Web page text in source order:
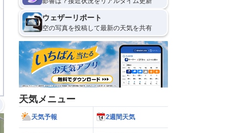
ウェザーリポート
空の写真を投稿して最新の天気を共有
天気メニュー
天気予報 2週間天気